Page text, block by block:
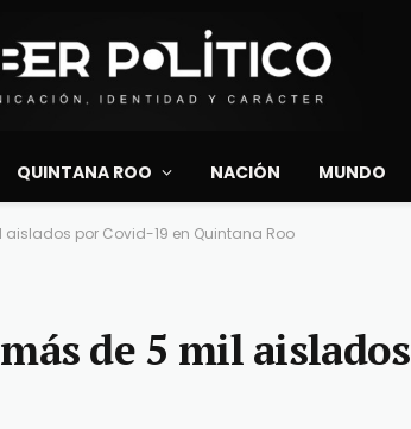
QUINTANA ROO NACIÓN MUNDO
aislados por Covid-19 en Quintana Roo
de 5 mil aislados